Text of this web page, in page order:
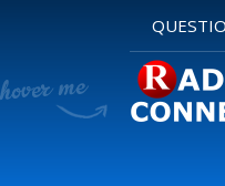
DEMANDE
1